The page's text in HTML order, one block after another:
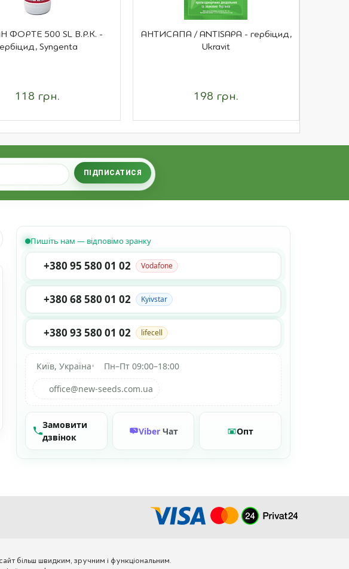
ФОРТЕ 500 SL В.Р.К. -
Syngenta
118 грн.
АНТИСАПА / ANTISAPA - гербіцид,
Ukravit
198 грн.
ПІДПИСАТИСЯ
Пишіть нам — відповімо зранку
+380 95 580 01 02 Vodafone
+380 68 580 01 02 Kyivstar
+380 93 580 01 02 lifecell
Київ, Україна•
Пн–Пт 09:00–18:00
office@new-seeds.com.ua
Замовити
дзвінок
Viber Чат Опт
більш швидким, зручним і функціональним.